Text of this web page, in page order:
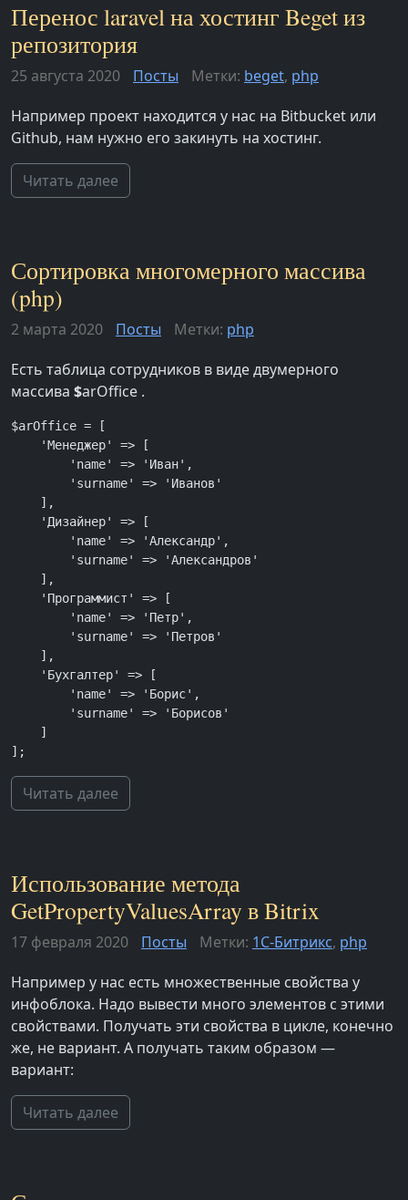
Перенос laravel на хостинг Beget из
репозитория
25 августа 2020 Посты Метки: beget, php
Например проект находится у нас на Bitbucket или
Github, нам нужно его закинуть на хостинг.
Читать далее
Сортировка многомерного массива
(php)
2 марта 2020 Посты Метки: php
Есть таблица сотрудников в виде двумерного
массива $arOffice .
$arOffice = [
];
Читать далее
Использование метода
GetPropertyValuesArray в Bitrix
17 февраля 2020 Посты Метки: 1С-Битрикс, php
Например у нас есть множественные свойства у
инфоблока. Надо вывести много элементов с этими
свойствами. Получать эти свойства в цикле, конечно
же, не вариант. А получать таким образом —
вариант:
Читать далее